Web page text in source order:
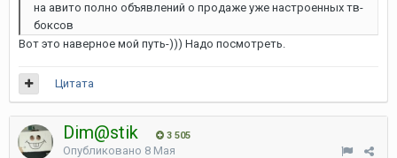
на авито полно объявлений о продаже уже настроенных тв-
боксов
Вот это наверное мой путь-))) Надо посмотреть.
Цитата
Dim@stik 3 505
Опубликовано 8 Мая